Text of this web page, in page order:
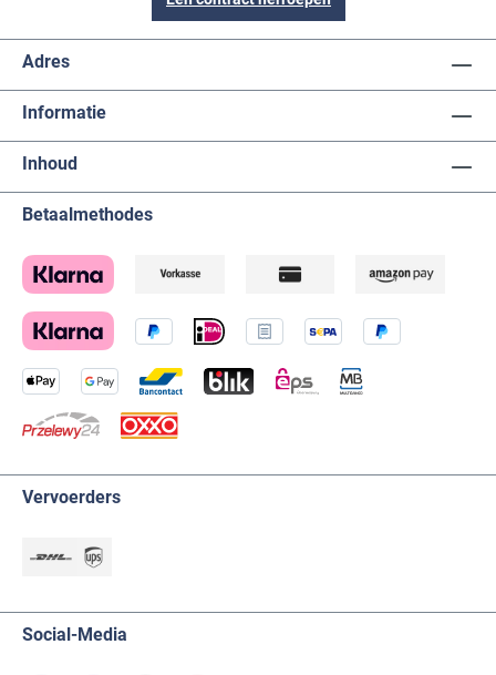
Adres
Informatie
Inhoud
Betaalmethodes
Vervoerders
Social-Media